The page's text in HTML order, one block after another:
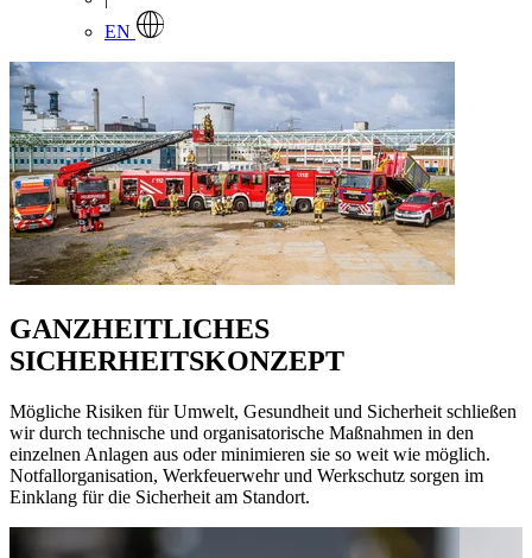
EN
GANZHEITLICHES
SICHERHEITSKONZEPT
Mögliche Risiken für Umwelt, Gesundheit und Sicherheit schließen
wir durch technische und organisatorische Maßnahmen in den
einzelnen Anlagen aus oder minimieren sie so weit wie möglich.
Notfallorganisation, Werkfeuerwehr und Werkschutz sorgen im
Einklang für die Sicherheit am Standort.